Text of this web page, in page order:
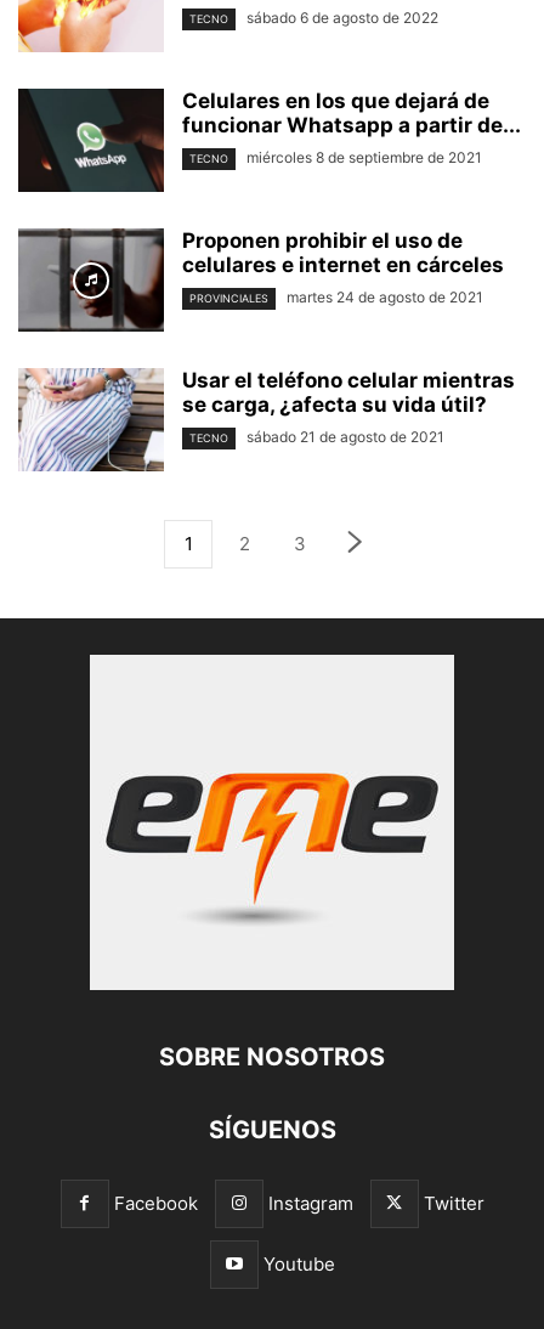
TECNO sábado 6 de agosto de 2022
Celulares en los que dejará de
funcionar Whatsapp a partir de...
TECNO miércoles 8 de septiembre de 2021
Proponen prohibir el uso de
celulares e internet en cárceles
PROVINCIALES martes 24 de agosto de 2021
Usar el teléfono celular mientras
se carga, ¿afecta su vida útil?
TECNO sábado 21 de agosto de 2021
1 2 3
SOBRE NOSOTROS
SÍGUENOS
Facebook Instagram Twitter
Youtube